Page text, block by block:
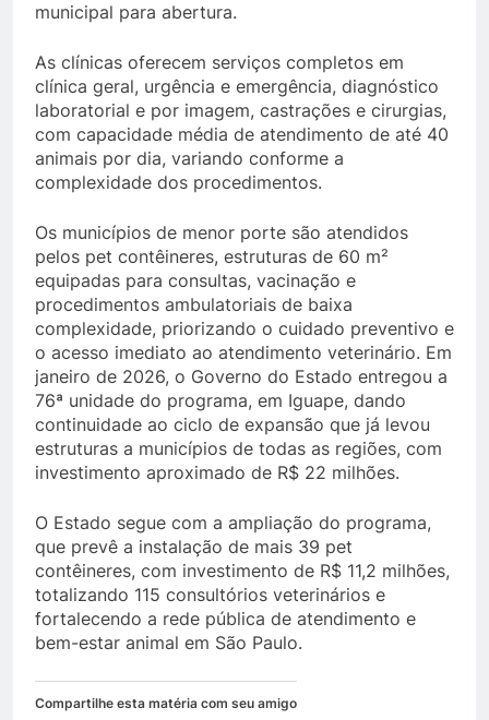
municipal para abertura.
As clínicas oferecem serviços completos em
clínica geral, urgência e emergência, diagnóstico
laboratorial e por imagem, castrações e cirurgias,
com capacidade média de atendimento de até 40
animais por dia, variando conforme a
complexidade dos procedimentos.
Os municípios de menor porte são atendidos
pelos pet contêineres, estruturas de 60 m²
equipadas para consultas, vacinação e
procedimentos ambulatoriais de baixa
complexidade, priorizando o cuidado preventivo e
o acesso imediato ao atendimento veterinário. Em
janeiro de 2026, o Governo do Estado entregou a
76ª unidade do programa, em Iguape, dando
continuidade ao ciclo de expansão que já levou
estruturas a municípios de todas as regiões, com
investimento aproximado de R$ 22 milhões.
O Estado segue com a ampliação do programa,
que prevê a instalação de mais 39 pet
contêineres, com investimento de R$ 11,2 milhões,
totalizando 115 consultórios veterinários e
fortalecendo a rede pública de atendimento e
bem-estar animal em São Paulo.
Compartilhe esta matéria com seu amigo